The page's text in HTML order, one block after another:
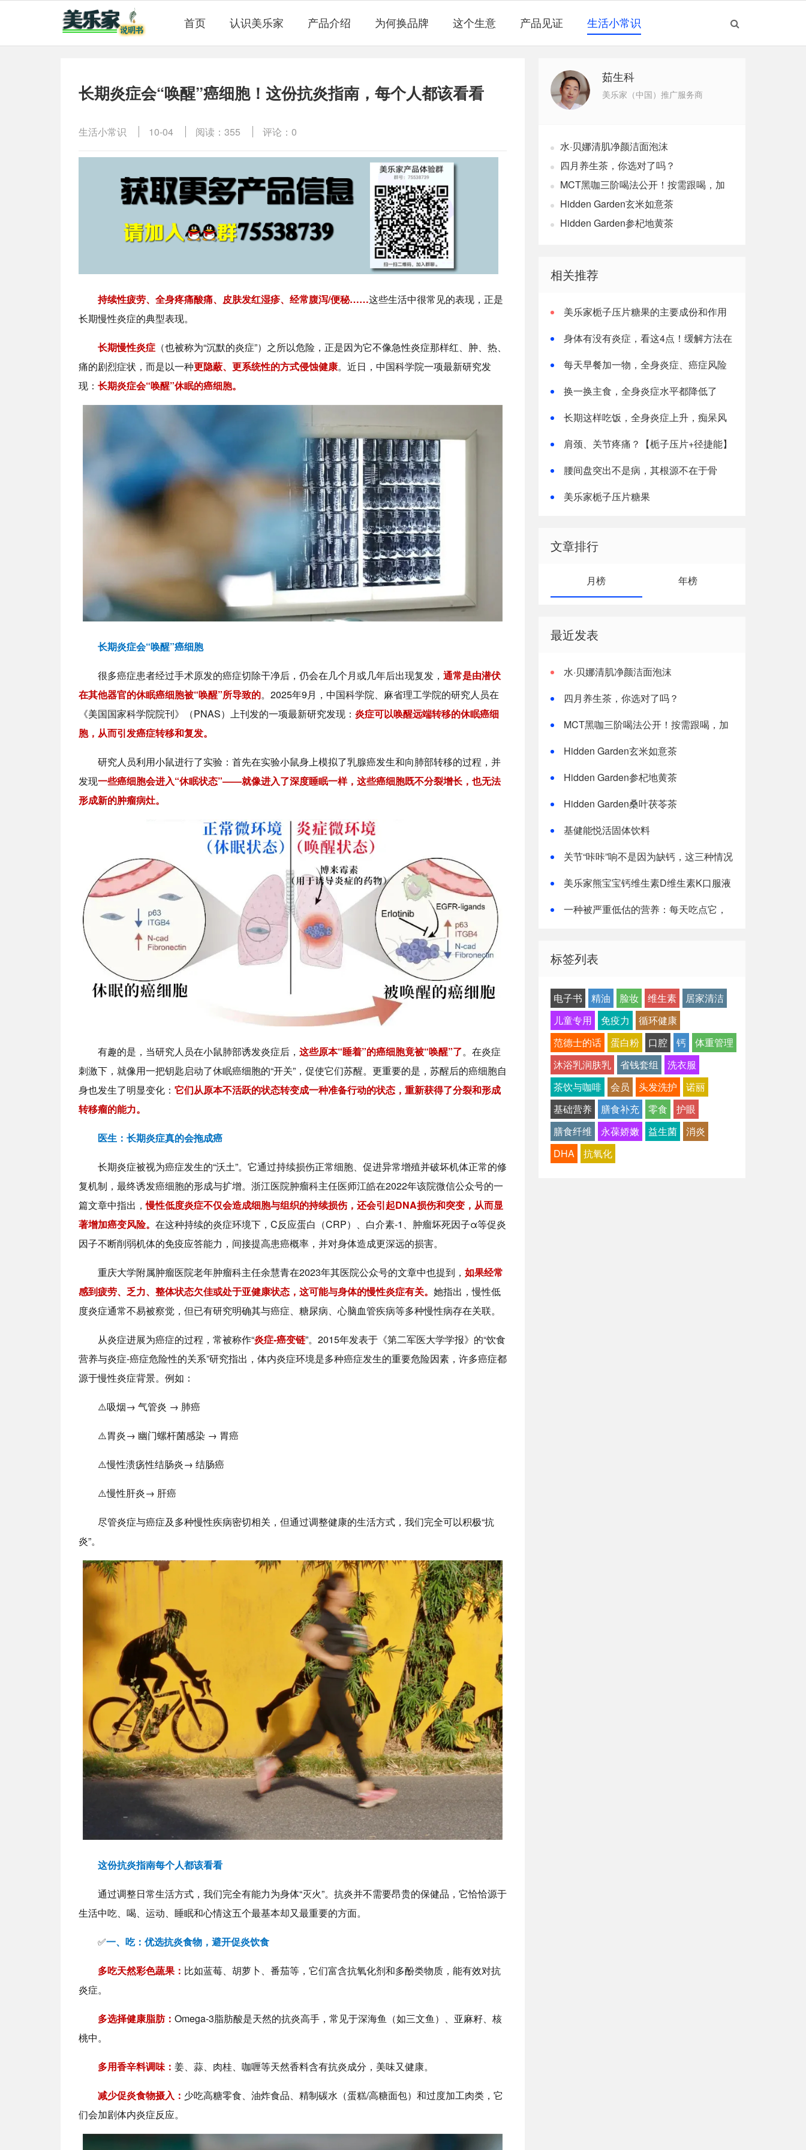
首页 认识美乐家 产品介绍 为何换品牌 这个生意 产品见证 生活小常识
长期炎症会“唤醒”癌细胞！这份抗炎指南，每个人都该看看
生活小常识 10-04 阅读：355 评论：0
持续性疲劳、全身疼痛酸痛、皮肤发红湿疹、经常腹泻/便秘……这些生活中很常见的表现，正是
长期慢性炎症的典型表现。
长期慢性炎症 （也被称为“沉默的炎症”）之所以危险，正是因为它不像急性炎症那样红、肿、热、
痛的剧烈症状，而是以一种更隐蔽、更系统性的方式侵蚀健康。近日，中国科学院一项最新研究发
现： 长期炎症会“唤醒”休眠的癌细胞。
长期炎症会“唤醒”癌细胞
很多癌症患者经过手术原发的癌症切除干净后，仍会在几个月或几年后出现复发， 通常是由潜伏
在其他器官的休眠癌细胞被“唤醒”所导致的。2025年9月，中国科学院、麻省理工学院的研究人员在
《美国国家科学院院刊》（PNAS）上刊发的一项最新研究发现： 炎症可以唤醒远端转移的休眠癌细
胞，从而引发癌症转移和复发。
研究人员利用小鼠进行了实验：首先在实验小鼠身上模拟了乳腺癌发生和向肺部转移的过程，并
发现一些癌细胞会进入“休眠状态”——就像进入了深度睡眠一样，这些癌细胞既不分裂增长，也无法
形成新的肿瘤病灶。
有趣的是，当研究人员在小鼠肺部诱发炎症后， 这些原本“睡着”的癌细胞竟被“唤醒”了。在炎症
刺激下，就像用一把钥匙启动了休眠癌细胞的“开关”，促使它们苏醒。更重要的是，苏醒后的癌细胞自
身也发生了明显变化： 它们从原本不活跃的状态转变成一种准备行动的状态，重新获得了分裂和形成
转移瘤的能力。
医生：长期炎症真的会拖成癌
长期炎症被视为癌症发生的“沃土”。它通过持续损伤正常细胞、促进异常增殖并破坏机体正常的修
复机制，最终诱发癌细胞的形成与扩增。浙江医院肿瘤科主任医师江皓在2022年该院微信公众号的一
篇文章中指出，慢性低度炎症不仅会造成细胞与组织的持续损伤，还会引起DNA损伤和突变，从而显
著增加癌变风险。 在这种持续的炎症环境下，C反应蛋白（CRP）、白介素-1、肿瘤坏死因子α等促炎
因子不断削弱机体的免疫应答能力，间接提高患癌概率，并对身体造成更深远的损害。
重庆大学附属肿瘤医院老年肿瘤科主任余慧青在2023年其医院公众号的文章中也提到， 如果经常
感到疲劳、乏力、整体状态欠佳或处于亚健康状态，这可能与身体的慢性炎症有关。 她指出，慢性低
度炎症通常不易被察觉，但已有研究明确其与癌症、糖尿病、心脑血管疾病等多种慢性病存在关联。
从炎症进展为癌症的过程，常被称作“炎症-癌变链”。2015年发表于《第二军医大学学报》的“饮食
营养与炎症-癌症危险性的关系”研究指出，体内炎症环境是多种癌症发生的重要危险因素，许多癌症都
源于慢性炎症背景。例如：
⚠️吸烟→ 气管炎 → 肺癌
⚠️胃炎→ 幽门螺杆菌感染 → 胃癌
⚠️慢性溃疡性结肠炎→ 结肠癌
⚠️慢性肝炎→ 肝癌
尽管炎症与癌症及多种慢性疾病密切相关，但通过调整健康的生活方式，我们完全可以积极“抗
炎”。
这份抗炎指南每个人都该看看
通过调整日常生活方式，我们完全有能力为身体“灭火”。抗炎并不需要昂贵的保健品，它恰恰源于
生活中吃、喝、运动、睡眠和心情这五个最基本却又最重要的方面。
✅一、吃：优选抗炎食物，避开促炎饮食
多吃天然彩色蔬果： 比如蓝莓、胡萝卜、番茄等，它们富含抗氧化剂和多酚类物质，能有效对抗
炎症。
多选择健康脂肪： Omega-3脂肪酸是天然的抗炎高手，常见于深海鱼（如三文鱼）、亚麻籽、核
桃中。
多用香辛料调味： 姜、蒜、肉桂、咖喱等天然香料含有抗炎成分，美味又健康。
减少促炎食物摄入： 少吃高糖零食、油炸食品、精制碳水（蛋糕/高糖面包）和过度加工肉类，它
们会加剧体内炎症反应。
茹生科
美乐家（中国）推广服务商
水·贝娜清肌净颜洁面泡沫
四月养生茶，你选对了吗？
MCT黑咖三阶喝法公开！按需跟喝，加
速燃体
Hidden Garden玄米如意茶
Hidden Garden参杞地黄茶
相关推荐
美乐家栀子压片糖果的主要成份和作用
身体有没有炎症，看这4点！缓解方法在
每天早餐加一物，全身炎症、癌症风险
换一换主食，全身炎症水平都降低了
长期这样吃饭，全身炎症上升，痴呆风
肩颈、关节疼痛？【栀子压片+径捷能】
腰间盘突出不是病，其根源不在于骨
美乐家栀子压片糖果
文章排行
月榜 年榜
最近发表
水·贝娜清肌净颜洁面泡沫
四月养生茶，你选对了吗？
MCT黑咖三阶喝法公开！按需跟喝，加
Hidden Garden玄米如意茶
Hidden Garden参杞地黄茶
Hidden Garden桑叶茯苓茶
基健能悦活固体饮料
关节“咔咔”响不是因为缺钙，这三种情况
美乐家熊宝宝钙维生素D维生素K口服液
一种被严重低估的营养：每天吃点它，
标签列表
电子书 精油 脸妆 维生素
居家清洁
儿童专用
免疫力
循环健康
范德士的话
蛋白粉 口腔 钙
体重管理
沐浴乳润肤乳
省钱套组
洗衣服
茶饮与咖啡
会员 头发洗护
诺丽
基础营养
膳食补充 零食
护眼
膳食纤维
永葆娇嫩 益生菌
消炎
DHA
抗氧化